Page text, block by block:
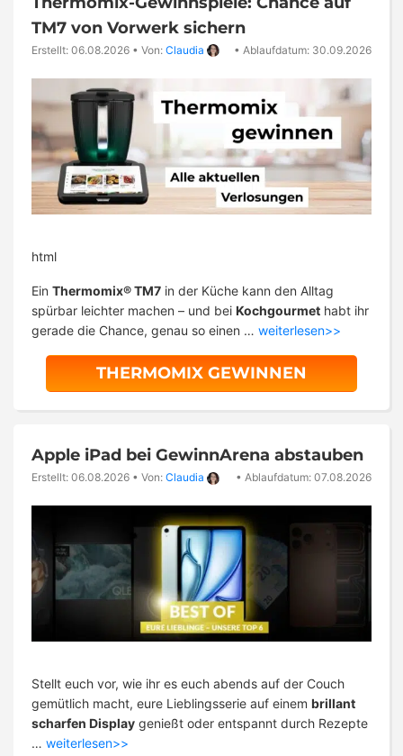
TM7 von Vorwerk sichern
Erstellt: 06.08.2026 • Von: Claudia • Ablaufdatum: 30.09.2026
html
Ein Thermomix® TM7 in der Küche kann den Alltag
spürbar leichter machen – und bei Kochgourmet habt ihr
gerade die Chance, genau so einen … weiterlesen>>
THERMOMIX GEWINNEN
Apple iPad bei GewinnArena abstauben
Erstellt: 06.08.2026 • Von: Claudia • Ablaufdatum: 07.08.2026
Stellt euch vor, wie ihr es euch abends auf der Couch
gemütlich macht, eure Lieblingsserie auf einem brillant
scharfen Display genießt oder entspannt durch Rezepte
… weiterlesen>>